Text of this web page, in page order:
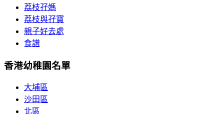
荔枝孖媽
荔枝與孖寶
親子好去處
食譜
香港幼稚園名單
大埔區
沙田區
北區